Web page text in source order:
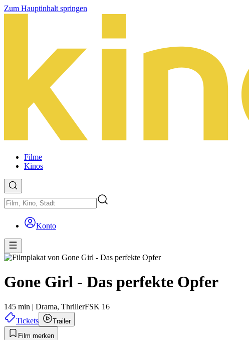
Zum Hauptinhalt springen
Filme
Kinos
Konto
Gone Girl - Das perfekte Opfer
145 min | Drama, ThrillerFSK 16
Tickets
Trailer
Film merken